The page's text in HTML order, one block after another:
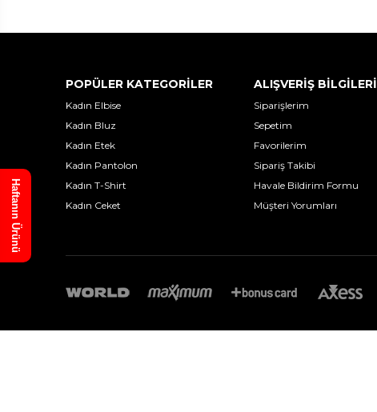
POPÜLER KATEGORİLER
Kadın Elbise
Kadın Bluz
Kadın Etek
Kadın Pantolon
Kadın T-Shirt
Kadın Ceket
ALIŞVERİŞ BİLGİLERİ
Siparişlerim
Sepetim
Favorilerim
Sipariş Takibi
Havale Bildirim Formu
Müşteri Yorumları
Haftanın Ürünü